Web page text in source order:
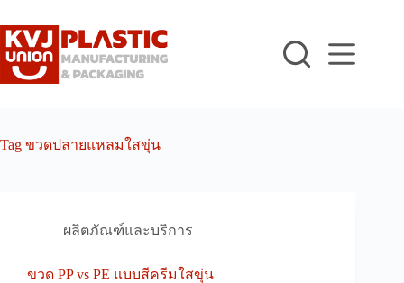
to
content
Tag ขวดปลายแหลมใสขุ่น
ผลิตภัณฑ์และบริการ
ขวด PP vs PE แบบสีครีมใสขุ่น